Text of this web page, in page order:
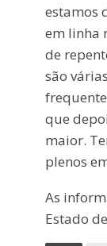
estamos
em linha
de
são
que
maior.
plenos
As
Estado